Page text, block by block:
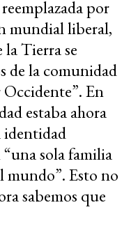
por
mundial liberal,
la Tierra se
de la comunidad
En
estaba ahora
identidad
sola familia
mundo”. Esto no
sabemos que